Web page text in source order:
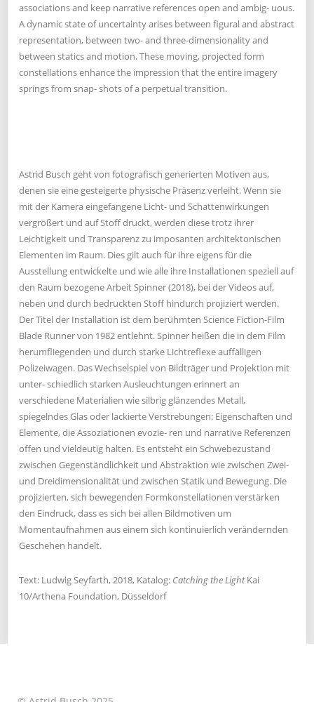
associations and keep narrative references open and ambig- uous.
A dynamic state of uncertainty arises between figural and abstract
representation, between two- and three-dimensionality and
between statics and motion. These moving, projected form
constellations enhance the impression that the entire imagery
springs from snap- shots of a perpetual transition.
Astrid Busch geht von fotografisch generierten Motiven aus,
denen sie eine gesteigerte physische Präsenz verleiht. Wenn sie
mit der Kamera eingefangene Licht- und Schattenwirkungen
vergrößert und auf Stoff druckt, werden diese trotz ihrer
Leichtigkeit und Transparenz zu imposanten architektonischen
Elementen im Raum. Dies gilt auch für ihre eigens für die
Ausstellung entwickelte und wie alle ihre Installationen speziell auf
den Raum bezogene Arbeit Spinner (2018), bei der Videos auf,
neben und durch bedruckten Stoff hindurch projiziert werden.
Der Titel der Installation ist dem berühmten Science Fiction-Film
Blade Runner von 1982 entlehnt. Spinner heißen die in dem Film
herumfliegenden und durch starke Lichtreflexe auffälligen
Polizeiwagen. Das Wechselspiel von Bildträger und Projektion mit
unter- schiedlich starken Ausleuchtungen erinnert an
verschiedene Materialien wie silbrig glänzendes Metall,
spiegelndes Glas oder lackierte Verstrebungen: Eigenschaften und
Elemente, die Assoziationen evozie- ren und narrative Referenzen
offen und vieldeutig halten. Es entsteht ein Schwebezustand
zwischen Gegenständlichkeit und Abstraktion wie zwischen Zwei-
und Dreidimensionalität und zwischen Statik und Bewegung. Die
projizierten, sich bewegenden Formkonstellationen verstärken
den Eindruck, dass es sich bei allen Bildmotiven um
Momentaufnahmen aus einem sich kontinuierlich verändernden
Geschehen handelt.
Text: Ludwig Seyfarth, 2018, Katalog: Catching the LightKai
10/Arthena Foundation, Düsseldorf